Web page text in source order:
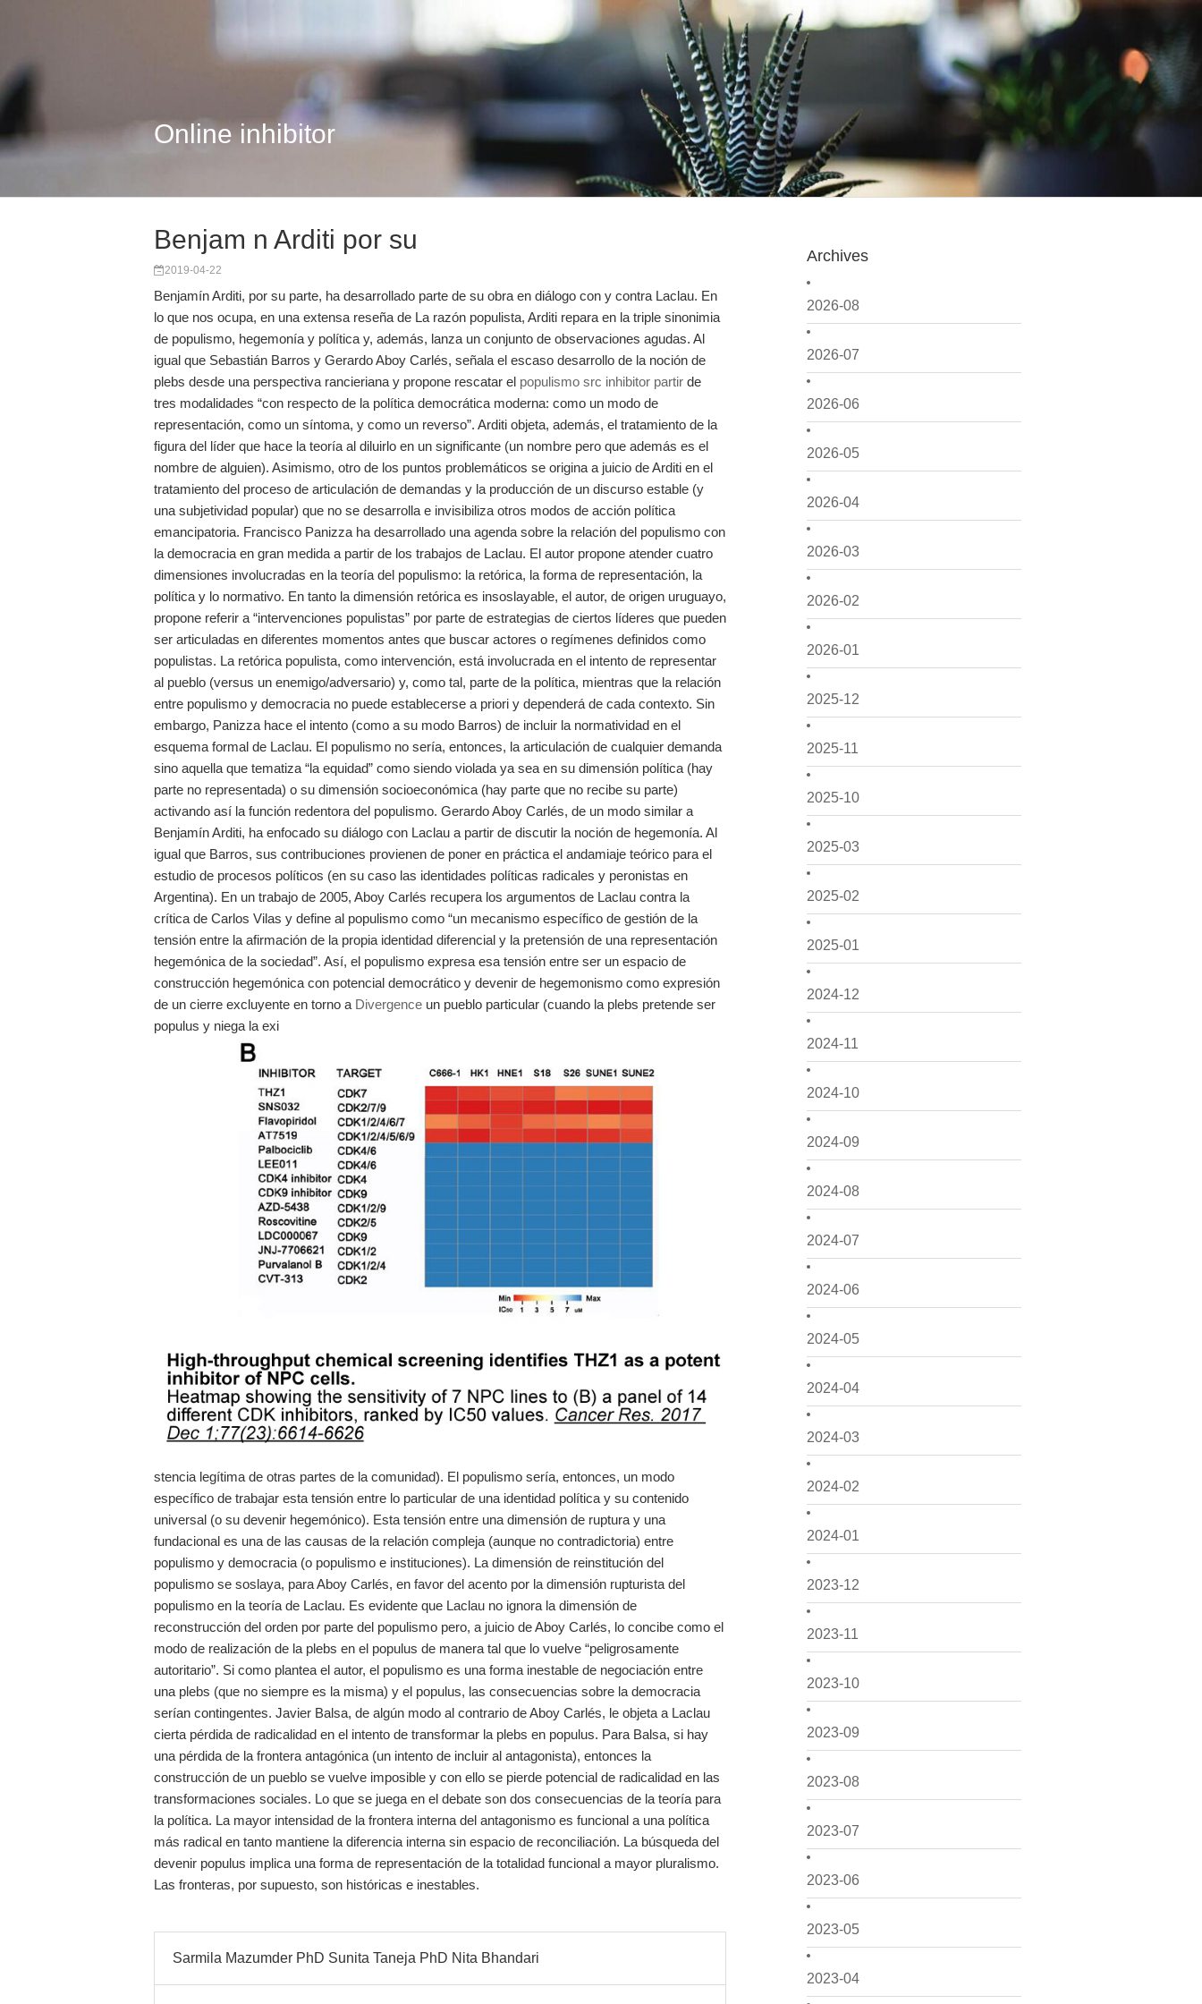
Online inhibitor
Archives
2026-08
2026-07
2026-06
2026-05
2026-04
2026-03
2026-02
2026-01
2025-12
2025-11
2025-10
2025-03
2025-02
2025-01
2024-12
2024-11
2024-10
2024-09
2024-08
2024-07
2024-06
2024-05
2024-04
2024-03
2024-02
2024-01
2023-12
2023-11
2023-10
2023-09
2023-08
2023-07
2023-06
2023-05
2023-04
Benjam n Arditi por su
2019-04-22
Benjamín Arditi, por su parte, ha desarrollado parte de su obra en diálogo con y contra Laclau. En
lo que nos ocupa, en una extensa reseña de La razón populista, Arditi repara en la triple sinonimia
de populismo, hegemonía y política y, además, lanza un conjunto de observaciones agudas. Al
igual que Sebastián Barros y Gerardo Aboy Carlés, señala el escaso desarrollo de la noción de
plebs desde una perspectiva rancieriana y propone rescatar el populismo src inhibitor partir de
tres modalidades “con respecto de la política democrática moderna: como un modo de
representación, como un síntoma, y como un reverso”. Arditi objeta, además, el tratamiento de la
figura del líder que hace la teoría al diluirlo en un significante (un nombre pero que además es el
nombre de alguien). Asimismo, otro de los puntos problemáticos se origina a juicio de Arditi en el
tratamiento del proceso de articulación de demandas y la producción de un discurso estable (y
una subjetividad popular) que no se desarrolla e invisibiliza otros modos de acción política
emancipatoria. Francisco Panizza ha desarrollado una agenda sobre la relación del populismo con
la democracia en gran medida a partir de los trabajos de Laclau. El autor propone atender cuatro
dimensiones involucradas en la teoría del populismo: la retórica, la forma de representación, la
política y lo normativo. En tanto la dimensión retórica es insoslayable, el autor, de origen uruguayo,
propone referir a “intervenciones populistas” por parte de estrategias de ciertos líderes que pueden
ser articuladas en diferentes momentos antes que buscar actores o regímenes definidos como
populistas. La retórica populista, como intervención, está involucrada en el intento de representar
al pueblo (versus un enemigo/adversario) y, como tal, parte de la política, mientras que la relación
entre populismo y democracia no puede establecerse a priori y dependerá de cada contexto. Sin
embargo, Panizza hace el intento (como a su modo Barros) de incluir la normatividad en el
esquema formal de Laclau. El populismo no sería, entonces, la articulación de cualquier demanda
sino aquella que tematiza “la equidad” como siendo violada ya sea en su dimensión política (hay
parte no representada) o su dimensión socioeconómica (hay parte que no recibe su parte)
activando así la función redentora del populismo. Gerardo Aboy Carlés, de un modo similar a
Benjamín Arditi, ha enfocado su diálogo con Laclau a partir de discutir la noción de hegemonía. Al
igual que Barros, sus contribuciones provienen de poner en práctica el andamiaje teórico para el
estudio de procesos políticos (en su caso las identidades políticas radicales y peronistas en
Argentina). En un trabajo de 2005, Aboy Carlés recupera los argumentos de Laclau contra la
crítica de Carlos Vilas y define al populismo como “un mecanismo específico de gestión de la
tensión entre la afirmación de la propia identidad diferencial y la pretensión de una representación
hegemónica de la sociedad”. Así, el populismo expresa esa tensión entre ser un espacio de
construcción hegemónica con potencial democrático y devenir de hegemonismo como expresión
de un cierre excluyente en torno a Divergence un pueblo particular (cuando la plebs pretende ser
populus y niega la exi
stencia legítima de otras partes de la comunidad). El populismo sería, entonces, un modo
específico de trabajar esta tensión entre lo particular de una identidad política y su contenido
universal (o su devenir hegemónico). Esta tensión entre una dimensión de ruptura y una
fundacional es una de las causas de la relación compleja (aunque no contradictoria) entre
populismo y democracia (o populismo e instituciones). La dimensión de reinstitución del
populismo se soslaya, para Aboy Carlés, en favor del acento por la dimensión rupturista del
populismo en la teoría de Laclau. Es evidente que Laclau no ignora la dimensión de
reconstrucción del orden por parte del populismo pero, a juicio de Aboy Carlés, lo concibe como el
modo de realización de la plebs en el populus de manera tal que lo vuelve “peligrosamente
autoritario”. Si como plantea el autor, el populismo es una forma inestable de negociación entre
una plebs (que no siempre es la misma) y el populus, las consecuencias sobre la democracia
serían contingentes. Javier Balsa, de algún modo al contrario de Aboy Carlés, le objeta a Laclau
cierta pérdida de radicalidad en el intento de transformar la plebs en populus. Para Balsa, si hay
una pérdida de la frontera antagónica (un intento de incluir al antagonista), entonces la
construcción de un pueblo se vuelve imposible y con ello se pierde potencial de radicalidad en las
transformaciones sociales. Lo que se juega en el debate son dos consecuencias de la teoría para
la política. La mayor intensidad de la frontera interna del antagonismo es funcional a una política
más radical en tanto mantiene la diferencia interna sin espacio de reconciliación. La búsqueda del
devenir populus implica una forma de representación de la totalidad funcional a mayor pluralismo.
Las fronteras, por supuesto, son históricas e inestables.
Sarmila Mazumder PhD Sunita Taneja PhD Nita Bhandari